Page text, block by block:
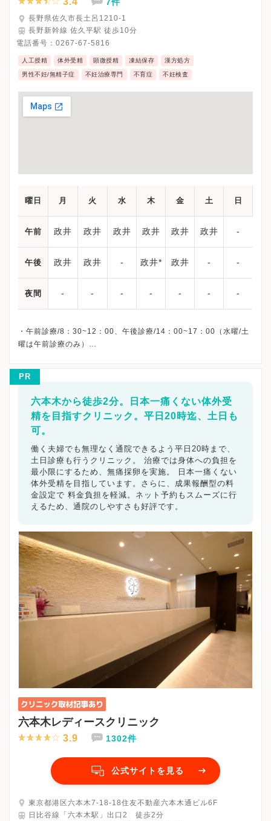
長野県佐久市長土呂1210-1
長野新幹線 佐久平駅 徒歩10分
電話番号： 0267-67-5816
人工授精 体外受精 顕微授精 凍結保存 漢方処方
男性不妊/無精子症 不妊治療専門 不育症 不妊検査
曜日 月 火 水 木 金 土 日
午前 政井 政井 政井 政井 政井 政井 -
午後 政井 政井 - 政井* 政井 - -
夜間 - - - - - - -
・午前診療/8：30~12：00、午後診療/14：00~17：00（水曜/土
曜は午前診療のみ）
*体外受精説明会は木曜日午後（不定期）開催です。（木曜日午後
体外受精説明会：政井（医師）、清水（胚培養士）、塩谷（胚培
養士）
・担当医は診療状況により変更となる場合があります。
【新型コロナウイルスへの対策内容】
この度、院内感染予防対策を含め、新型コロナウイルスに関して
のアンケートを実施致しました。
佐久平エンゼルクリニック様の新型コロナウイルス対策について
は下記をご参照ください。
Q：患者様が病院へ入らした際、病院入口ではどのような対策を取
っていますでしょうか。
A：マスクを着用してのご来院をお願いしております。
アルコール消毒を配置しておりますので、必ず消毒していただく
ようお願いしております。
また、自動検温装置を入り口に設置しております。
Q：待合室ではどのような対策をされていますか？
A：座席数を少なくし、通常よりも座席の間隔をあけています。
座席毎に飛散防止用アクリル板等を配置し、ソーシャルディスタ
また、アルコール消毒を配置しています。
Q：診察時はどのような対策をされていますか？
A：スタッフ含め、診察室へ入る人数を制限しております。
可能な限り空間を開けてソーシャルディスタンスを保ちつつ診察
をしています。
また、診察毎に椅子等の患者様が手に触れる箇所を除菌しており
Q：その他、何か対策をされていることがあればご記入をお願いし
ます。（例：お会計時に極力キャッシュレスでのお支払いをお願
PR
六本木から徒歩2分。日本一痛くない体外受
精を目指すクリニック。平日20時迄、土日も
可。
働く夫婦でも無理なく通院できるよう平日20時まで、
土日診療も行うクリニック。 治療では身体への負担を
最小限にするため、無痛採卵を実施。 日本一痛くない
体外受精を目指しています。さらに、成果報酬型の料
金設定で 料金負担を軽減。ネット予約もスムーズに行
えるため、通院のしやすさも好評です。
六本木レディースクリニック
3.9 1302件
公式サイトを見る
東京都港区六本木7-18-18住友不動産六本木通ビル6F
日比谷線「六本木駅」出口2 徒歩2分